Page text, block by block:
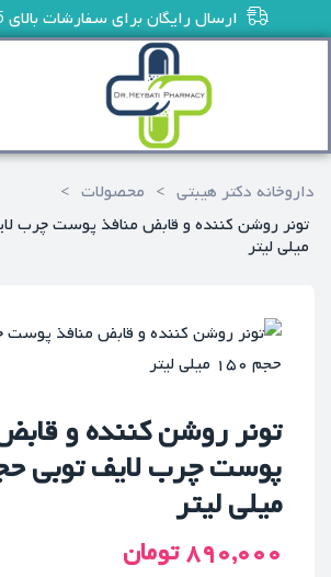
ارسال رایگان برای سفارشات بالای 5 میلیون تومان
داروخانه دکتر هیبتی > محصولات >
میلی لیتر
تونر روشن کننده و
میلی لیتر
۸۹۰,۰۰۰تومان